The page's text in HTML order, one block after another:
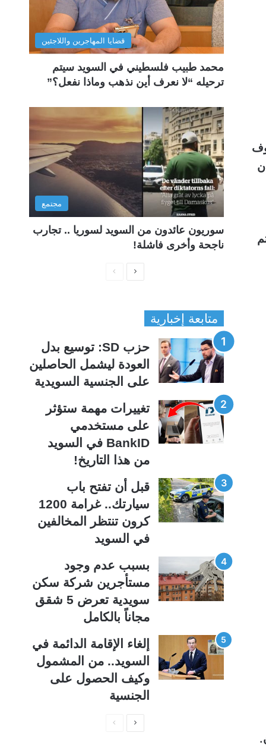
قضايا المهاجرين واللاجئين
محمد طبيب فلسطيني في السويد سيتم
ترحيله “لا نعرف أين نذهب وماذا نفعل؟”
مجتمع
سوريون عائدون من السويد لسوريا .. تجارب
ناجحة وأخرى فاشلة!
ة
ا
ل
س
ا
ت
ا
ل
متابعة إخبارية
حزب SD: توسيع بدل
العودة ليشمل الحاصلين
على الجنسية السويدية
تغييرات مهمة ستؤثر
على مستخدمي
BankID في السويد
من هذا التاريخ!
قبل أن تفتح باب
سيارتك.. غرامة 1200
كرون تنتظر المخالفين
في السويد
بسبب عدم وجود
مستأجرين شركة سكن
سويدية تعرض 5 شقق
مجاناً بالكامل
إلغاء الإقامة الدائمة في
السويد.. من المشمول
وكيف الحصول على
الجنسية